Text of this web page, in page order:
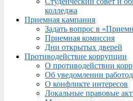
колледжа
Приемная кампания
Задать вопрос в
Приемная комиссия
Дни открытых дверей
Противодействие коррупции
О противодействии
Об уведомлении
О конфликте интересов
Локальные правовые